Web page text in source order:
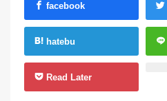
facebook
hatebu
Read Later